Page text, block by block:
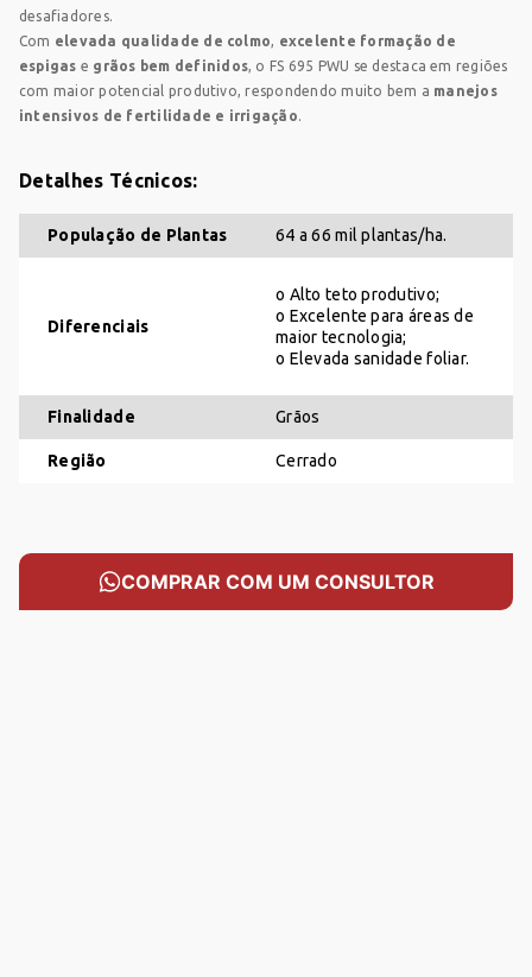
CARRINHO
Sem produtos
Adicione produtos clicando em 'Comprar com
consultor'
Adicione mais produtos
FUNGICIDA
HERBICIDA INSETICIDA
COMPRAR AGORA COM UM CONSULTOR
desafiadores.
Com elevada qualidade de colmo, excelente formação de
espigas e grãos bem definidos, o FS 695 PWU se destaca em regiões
com maior potencial produtivo, respondendo muito bem a manejos
intensivos de fertilidade e irrigação.
Detalhes Técnicos:
População de Plantas 64 a 66 mil plantas/ha.
Diferenciais
o Alto teto produtivo;
o Excelente para áreas de
maior tecnologia;
o Elevada sanidade foliar.
Finalidade Grãos
Região Cerrado
COMPRAR COM UM CONSULTOR